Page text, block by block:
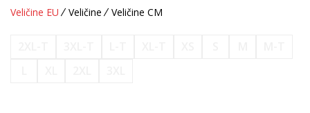
Veličine EU Veličine Veličine CM